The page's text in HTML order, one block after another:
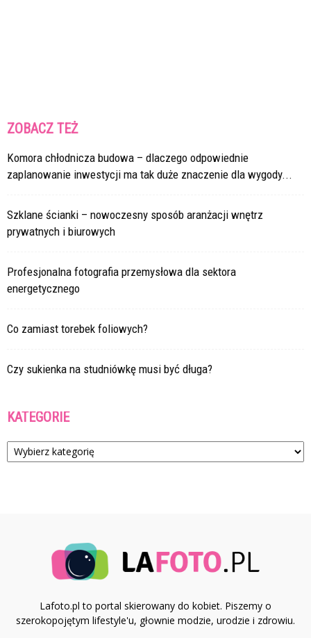
ZOBACZ TEŻ
Komora chłodnicza budowa – dlaczego odpowiednie
zaplanowanie inwestycji ma tak duże znaczenie dla wygody...
Szklane ścianki – nowoczesny sposób aranżacji wnętrz
prywatnych i biurowych
Profesjonalna fotografia przemysłowa dla sektora
energetycznego
Co zamiast torebek foliowych?
Czy sukienka na studniówkę musi być długa?
KATEGORIE
Kategorie
Lafoto.pl to portal skierowany do kobiet. Piszemy o
szerokopojętym lifestyle'u, głownie modzie, urodzie i zdrowiu.